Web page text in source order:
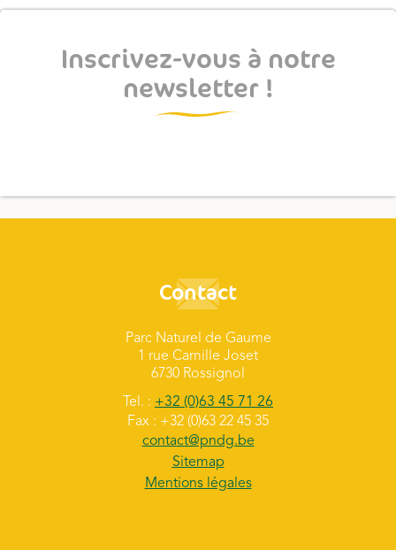
Inscrivez-vous à notre
newsletter !
Contact
Parc Naturel de Gaume
1 rue Camille Joset
6730 Rossignol
Tel. : +32 (0)63 45 71 26
Fax : +32 (0)63 22 45 35
contact@pndg.be
Sitemap
Mentions légales